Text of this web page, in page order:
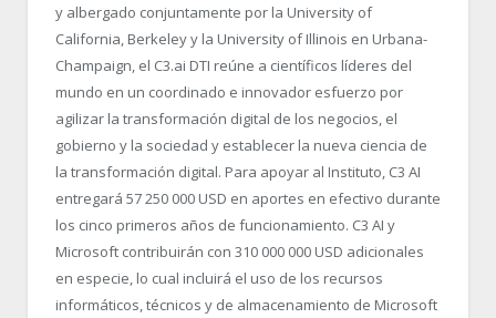
y albergado conjuntamente por la University of
California, Berkeley y la University of Illinois en Urbana-
Champaign, el C3.ai DTI reúne a científicos líderes del
mundo en un coordinado e innovador esfuerzo por
agilizar la transformación digital de los negocios, el
gobierno y la sociedad y establecer la nueva ciencia de
la transformación digital. Para apoyar al Instituto, C3 AI
entregará 57 250 000 USD en aportes en efectivo durante
los cinco primeros años de funcionamiento. C3 AI y
Microsoft contribuirán con 310 000 000 USD adicionales
en especie, lo cual incluirá el uso de los recursos
informáticos, técnicos y de almacenamiento de Microsoft